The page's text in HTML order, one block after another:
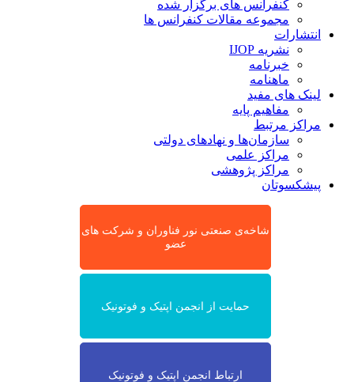
کنفرانس های برگزار شده
مجموعه مقالات کنفرانس ها
انتشارات
نشریه IJOP
خبرنامه
ماهنامه
لینک های مفید
مفاهیم پایه
مراکز مرتبط
سازمان‌ها و نهادهای دولتی
مراکز علمی
مراکز پژوهشی
پیشکسوتان
شاخه‌ی صنعتی نور فناوران و شرکت های
عضو
حمایت از انجمن اپتیک و فوتونیک
ارتباط انجمن اپتیک و فوتونیک